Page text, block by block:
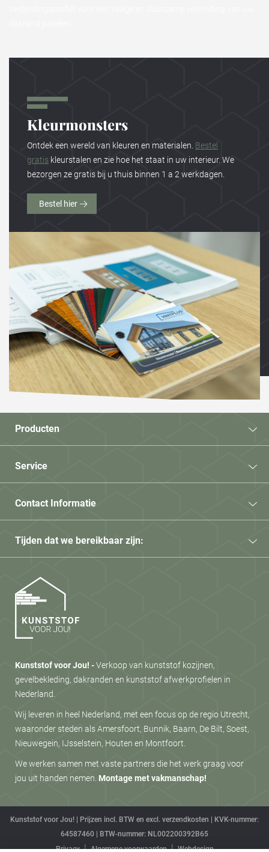
Kleurmonsters
Ontdek een wereld van kleuren en materialen. Bestel
gratis kleurstalen en zie hoe het staat in uw interieur. We
bezorgen ze gratis bij u thuis binnen 1 a 2 werkdagen.
Bestel hier
Kunststof voor Jou! -Verkoop van kunststof kozijnen,
gevelbekleding, dakranden en kunststof afwerkprofielen in
Nederland.
Wij leveren in heel Nederland, met een focus op de regio Utrecht,
waaronder steden als Amersfoort, Bunnik, Baarn, De Bilt, Soest,
Nieuwegein, IJsselstein, Houten en Montfoort.
We werken samen met vaste partners die het werk graag voor
jou uit handen nemen. Montage met vakmanschap!
Producten
Service
Contact Informatie
Tijden dat we bereikbaar zijn:
Kunststof voor Jou! | Prijzen incl. BTW en excl. verzendkosten | KVK-nummer:
64587460 | BTW-nummer: NL002200392B65
Privacy
Algemene voorwaarden Webdesign